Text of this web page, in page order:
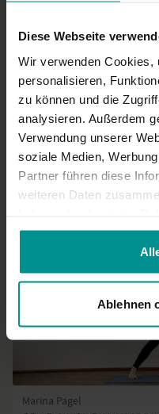
Diese Webseite
Wir verwenden Cookies,
personalisieren,
zu können und die
analysieren. Außerdem
Verwendung unserer
soziale Medien,
Partner führen diese
weiteren Daten
gesammelt haben.
Ablehnen
Lalleshvari Turske
parsvakonasana Variante
Detail)
Anfänger | Anusara Yoga
Marina Pagel